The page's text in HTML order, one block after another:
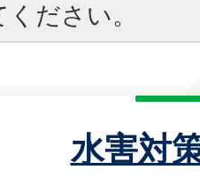
ださい。
水害対